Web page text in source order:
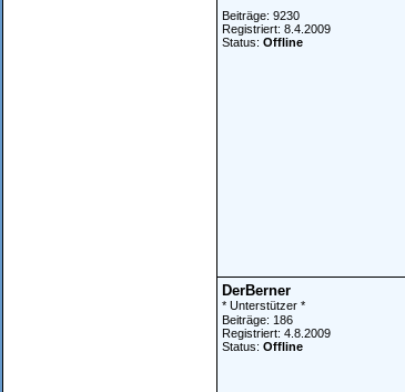
Beiträge: 9230
Registriert: 8.4.2009
Status: Offline
DerBerner
* Unterstützer *
Beiträge: 186
Registriert: 4.8.2009
Status: Offline